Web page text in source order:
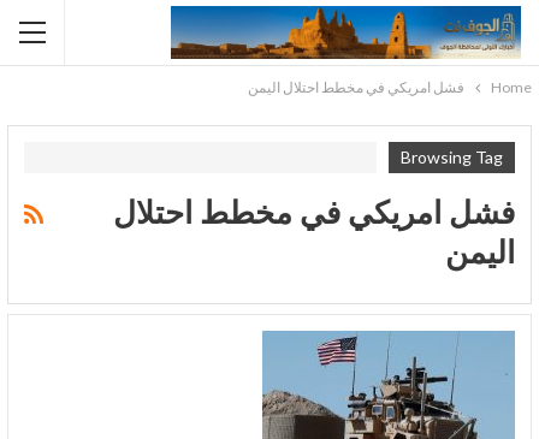
Home فشل امريكي في مخطط احتلال اليمن
Browsing Tag
فشل امريكي في مخطط احتلال
اليمن